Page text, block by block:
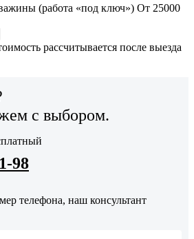
(работа «под ключ») От 25000
рассчитывается после выезда
с выбором.
98
телефона, наш консультант